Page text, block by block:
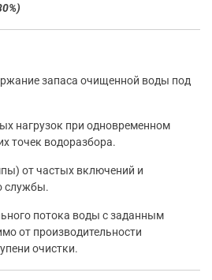
запаса очищенной воды под
нагрузок при одновременном
точек водоразбора.
от частых включений и
службы.
потока воды с заданным
от производительности
очистки.